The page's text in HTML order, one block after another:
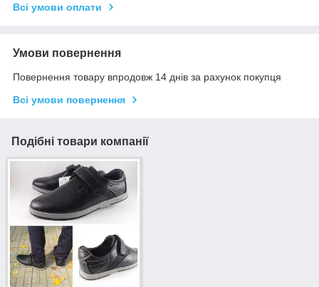
Всі умови оплати
Умови повернення
Повернення товару впродовж 14 днів за рахунок покупця
Всі умови повернення
Подібні товари компанії